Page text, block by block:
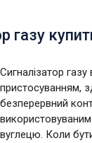
газу
Сигналізатор
пристосуванням,
безперервний
вуглецю. Коли